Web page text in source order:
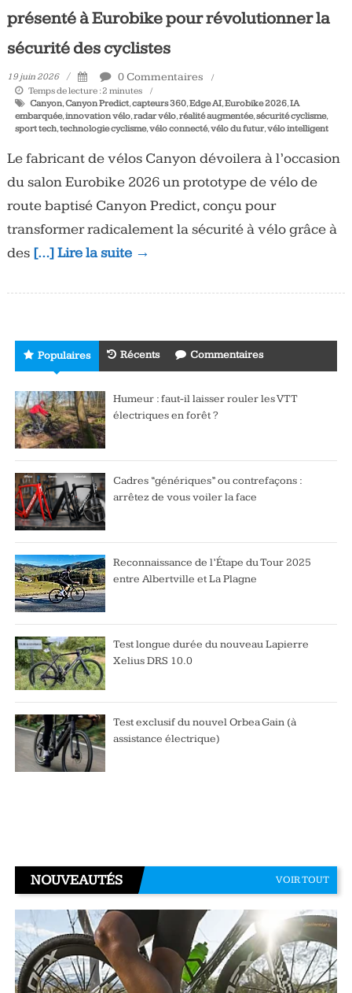
présenté à Eurobike pour révolutionner la
sécurité des cyclistes
19 juin 2026 0 Commentaires
Temps de lecture :2 minutes
Canyon,Canyon Predict,capteurs 360,Edge AI,Eurobike 2026,IA
embarquée,innovation vélo,radar vélo,réalité augmentée,sécurité cyclisme,
sport tech,technologie cyclisme,vélo connecté,vélo du futur,vélo intelligent
Le fabricant de vélos Canyon dévoilera à l’occasion
du salon Eurobike 2026 un prototype de vélo de
route baptisé Canyon Predict, conçu pour
transformer radicalement la sécurité à vélo grâce à
des […] Lire la suite →
Populaires Récents Commentaires
Humeur : faut-il laisser rouler les VTT
électriques en forêt ?
Cadres “génériques” ou contrefaçons :
arrêtez de vous voiler la face
Reconnaissance de l’Étape du Tour 2025
entre Albertville et La Plagne
Test longue durée du nouveau Lapierre
Xelius DRS 10.0
Test exclusif du nouvel Orbea Gain (à
assistance électrique)
NOUVEAUTÉS VOIR TOUT